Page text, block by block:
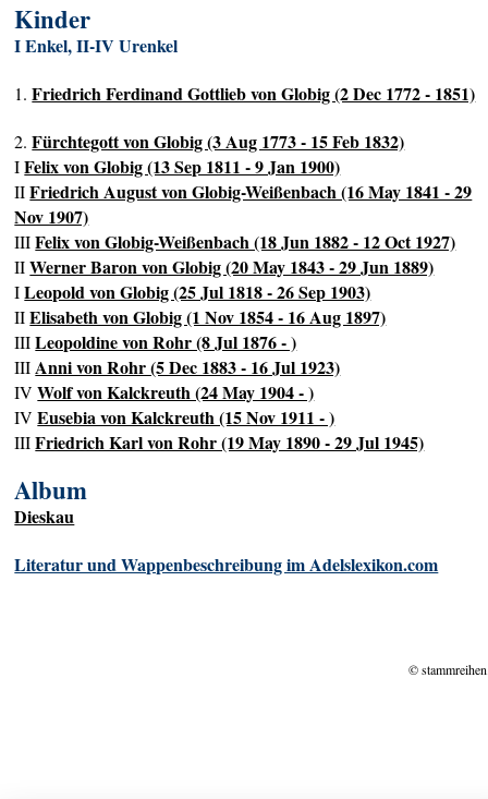
Kinder
I Enkel, II-IV Urenkel
1.Friedrich Ferdinand Gottlieb von Globig (2 Dec 1772 - 1851)
2.Fürchtegott von Globig (3 Aug 1773 - 15 Feb 1832)
IFelix von Globig (13 Sep 1811 - 9 Jan 1900)
IIFriedrich August von Globig-Weißenbach (16 May 1841 - 29
Nov 1907)
IIIFelix von Globig-Weißenbach (18 Jun 1882 - 12 Oct 1927)
IIWerner Baron von Globig (20 May 1843 - 29 Jun 1889)
ILeopold von Globig (25 Jul 1818 - 26 Sep 1903)
IIElisabeth von Globig (1 Nov 1854 - 16 Aug 1897)
IIILeopoldine von Rohr (8 Jul 1876 - )
IIIAnni von Rohr (5 Dec 1883 - 16 Jul 1923)
IVWolf von Kalckreuth (24 May 1904 - )
IVEusebia von Kalckreuth (15 Nov 1911 - )
IIIFriedrich Karl von Rohr (19 May 1890 - 29 Jul 1945)
Album
Dieskau
Literatur und Wappenbeschreibung im Adelslexikon.com
©